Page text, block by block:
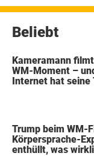
Beliebt
Kameramann
WM-Moment –
Internet hat seine
Trump beim WM-
Körpersprache-
enthüllt, was